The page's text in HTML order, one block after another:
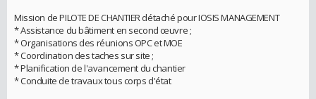
Mission de PILOTE DE CHANTIER détaché pour IOSIS MANAGEMENT
* Assistance du bâtiment en second œuvre ;
* Organisations des réunions OPC et MOE
* Coordination des taches sur site ;
* Planification de l'avancement du chantier
* Conduite de travaux tous corps d'état